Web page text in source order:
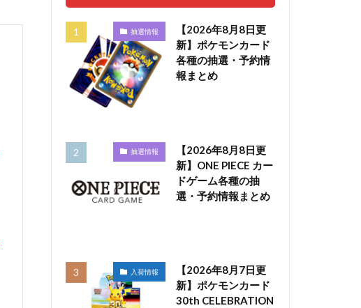
抽選情報
【2026年8月8日更
新】ポケモンカード
各種の抽選・予約情
報まとめ
抽選情報
【2026年8月8日更
新】ONE PIECE カー
ドゲーム各種の抽
選・予約情報まとめ
入荷情報
【2026年8月7日更
新】ポケモンカード
30th CELEBRATION